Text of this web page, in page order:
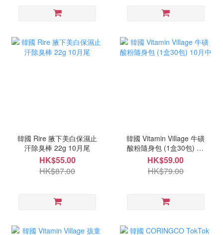
韓國 Rire 腋下美白保濕止
汗除臭棒 22g 10月尾
HK$55.00
HK$87.00
韓國 Vitamin Village 牛磺
酸粉隨身包 (1盒30包) 10
月中
HK$59.00
HK$79.00